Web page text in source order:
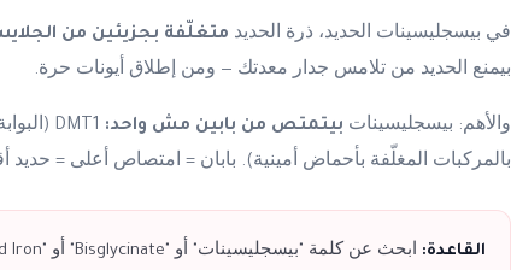
في بيسجليسينات الحديد، ذرة الحديد متغلّفة بجزيئين من
بيمنع الحديد من تلامس جدار معدتك — ومن إطلاق أيونات حرة.
والأهم: بيسجليسينات بيتمتص من بابين مش واحد:
بالمركبات المغلّفة بأحماض أمينية). بابان = امتصاص أعلى =
القاعدة: ابحث عن كلمة "بيسجليسينات" أو "Bisglycinate" أو "Chelated Iron" في مكوّنات المكمل.